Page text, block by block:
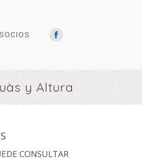
SOCIOS
y Altura
CONSULTAR